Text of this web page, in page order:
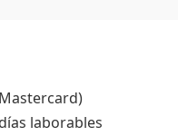
laborables